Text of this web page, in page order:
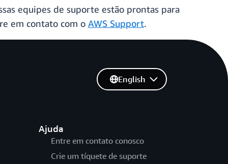
equipes de suporte estão prontas para
em contato com o AWS Support.
Ajuda
Entre em contato conosco
Crie um tíquete de suporte
English